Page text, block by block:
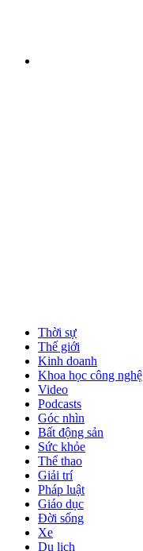
Thời sự
Thế giới
Kinh doanh
Khoa học công nghệ
Video
Podcasts
Góc nhìn
Bất động sản
Sức khỏe
Thể thao
Giải trí
Pháp luật
Giáo dục
Đời sống
Xe
Du lịch